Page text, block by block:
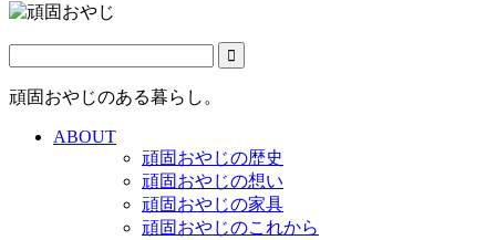
頑固おやじのある暮らし。
ABOUT
頑固おやじの歴史
頑固おやじの想い
頑固おやじの家具
頑固おやじのこれから